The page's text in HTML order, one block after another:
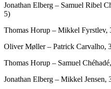
Jonathan Elberg – Samuel Ribel
5)
Thomas Horup – Mikkel Fyrstlev,
Oliver Møller – Patrick Carvalho,
Thomas Horup – Samuel
Jonathan Elberg – Mikkel Jensen,